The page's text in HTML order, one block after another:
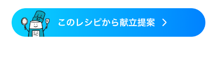
産後（ミルク）
ニキビ・肌荒れ
妊活中 更年期